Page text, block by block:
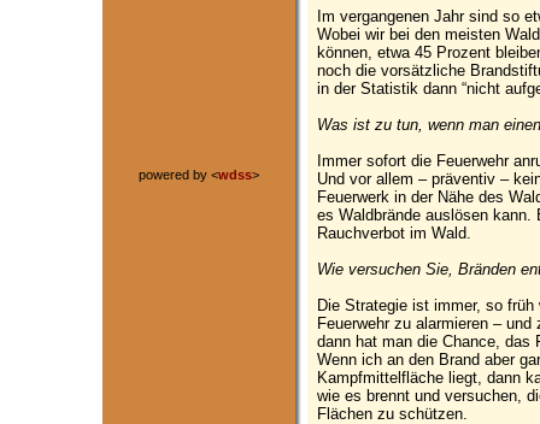
powered by <wdss>
Im vergangenen Jahr sind so
Wobei wir bei den meisten
können, etwa 45 Prozent
noch die vorsätzliche
in der Statistik dann “nicht
Was ist zu tun, wenn man
Immer sofort die Feuerwehr
Und vor allem – präventiv –
Feuerwerk in der Nähe des
es Waldbrände auslösen
Rauchverbot im Wald.
Wie versuchen Sie, Bränden
Die Strategie ist immer, so
Feuerwehr zu alarmieren –
dann hat man die Chance, das
Wenn ich an den Brand aber
Kampfmittelfläche liegt, dann
wie es brennt und versuchen,
Flächen zu schützen.